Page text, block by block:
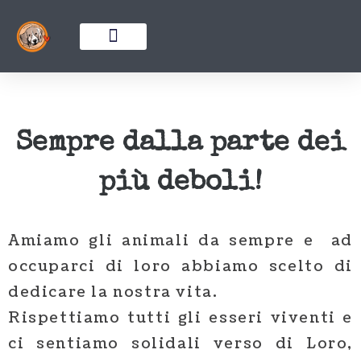
HOME
MAMME A DISTANZA
BLOG
COME AIUTARCI
Sempre dalla parte dei
più deboli!
Amiamo gli animali da sempre e ad
occuparci di loro abbiamo scelto di
dedicare la nostra vita.
Rispettiamo tutti gli esseri viventi e
ci sentiamo solidali verso di Loro,